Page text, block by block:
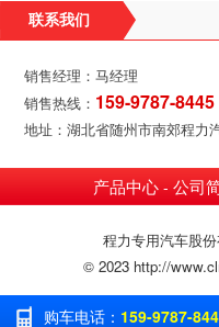
联系我们
销售经理：马经理
销售热线： 159-9787-8445
地址：湖北省随州市南郊程力
产品中心- 公司
程力专用汽车股
© 2023 http://
购车电话： 159-9787-